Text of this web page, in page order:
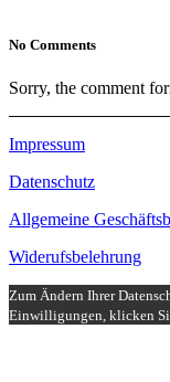
No Comments
Sorry, the comment
Impressum
Datenschutz
Allgemeine
Widerufsbelehrung
Zum Ändern Ihrer
Einwilligungen, klicken